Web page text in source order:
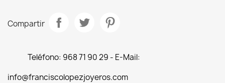
Compartir
Teléfono: 968 71 90 29 - E-Mail:
info@franciscolopezjoyeros.com